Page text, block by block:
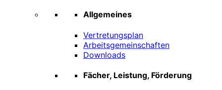
Allgemeines
Vertretungsplan
Arbeitsgemeinschaften
Downloads
Fächer, Leistung, Förderung